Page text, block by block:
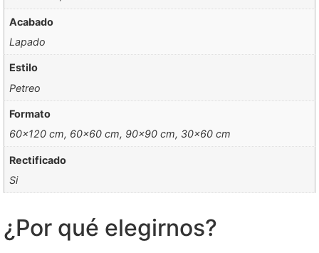
Acabado
Lapado
Estilo
Petreo
Formato
60×120 cm, 60×60 cm, 90×90 cm, 30×60 cm
Rectificado
Si
¿Por qué elegirnos?